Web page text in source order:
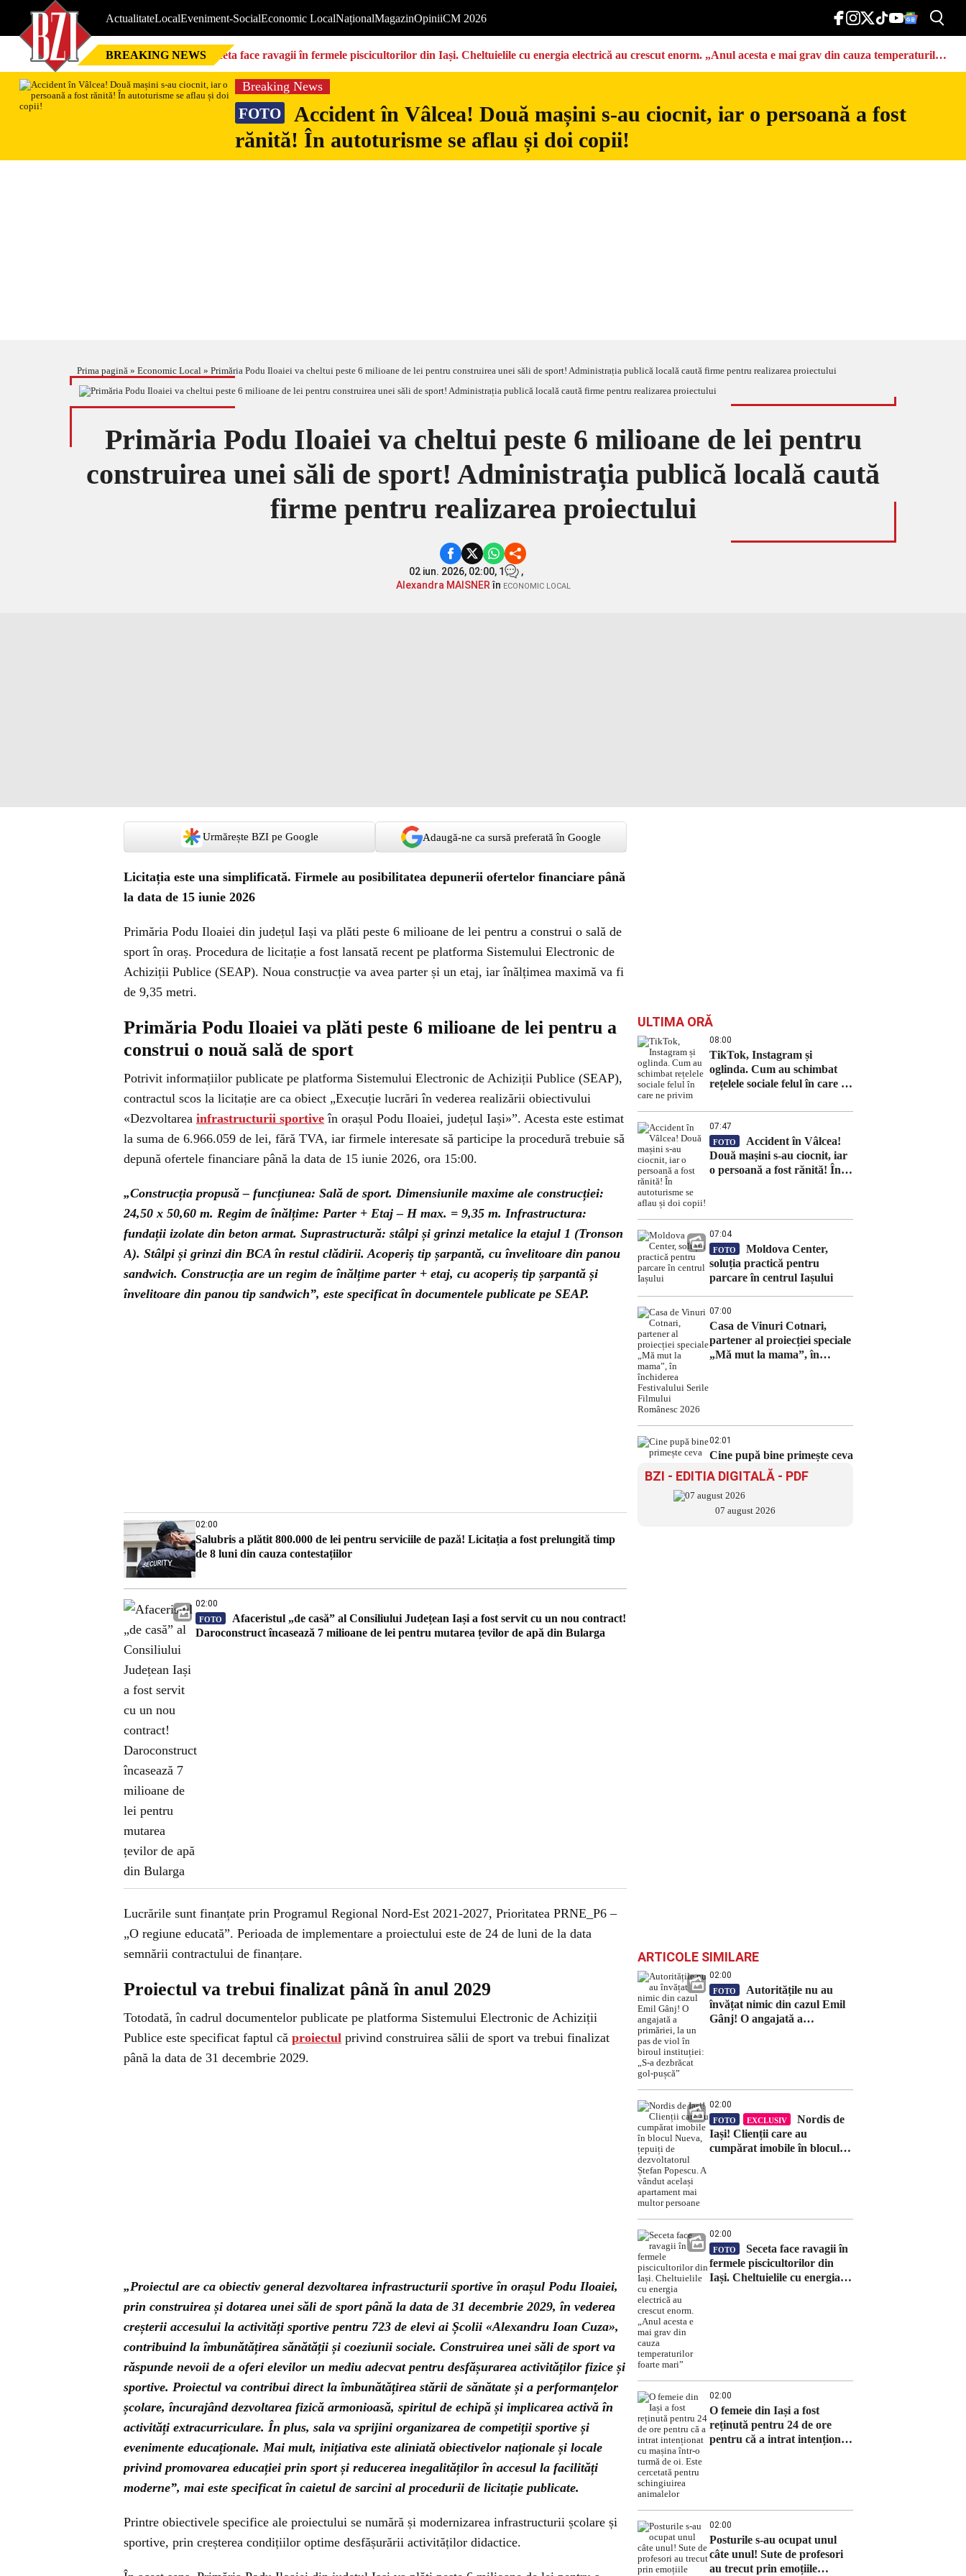
ActualitateLocalEveniment-SocialEconomic LocalNaționalMagazinOpiniiCM 2026
BREAKING NEWS Seceta face ravagii în fermele piscicultorilor din Iași. Cheltuielile cu energia electrică au crescut enorm. „Anul acesta e mai grav din cauza temperaturilor
foarte mari”
Breaking News
FOTO
Accident în Vâlcea! Două mașini s-au ciocnit, iar o persoană a fost
rănită! În autoturisme se aflau și doi copii!
Prima pagină » Economic Local » Primăria Podu Iloaiei va cheltui peste 6 milioane de lei pentru construirea unei săli de sport! Administrația publică locală caută firme pentru realizarea proiectului
Primăria Podu Iloaiei va cheltui peste 6 milioane de lei pentru
construirea unei săli de sport! Administrația publică locală caută
firme pentru realizarea proiectului
02 iun. 2026, 02:00, 1
,
Alexandra MAISNERîn ECONOMIC LOCAL
Urmărește BZI pe Google Adaugă-ne ca sursă preferată în Google
Licitația este una simplificată. Firmele au posibilitatea depunerii ofertelor financiare până
la data de 15 iunie 2026
Primăria Podu Iloaiei din județul Iași va plăti peste 6 milioane de lei pentru a construi o sală de
sport în oraș. Procedura de licitație a fost lansată recent pe platforma Sistemului Electronic de
Achiziții Publice (SEAP). Noua construcție va avea parter și un etaj, iar înălțimea maximă va fi
de 9,35 metri.
Primăria Podu Iloaiei va plăti peste 6 milioane de lei pentru a
construi o nouă sală de sport
Potrivit informațiilor publicate pe platforma Sistemului Electronic de Achiziții Publice (SEAP),
contractul scos la licitație are ca obiect „Execuție lucrări în vederea realizării obiectivului
«Dezvoltarea infrastructurii sportive în orașul Podu Iloaiei, județul Iași»”. Acesta este estimat
la suma de 6.966.059 de lei, fără TVA, iar firmele interesate să participe la procedură trebuie să
depună ofertele financiare până la data de 15 iunie 2026, ora 15:00.
„Construcția propusă – funcțiunea: Sală de sport. Dimensiunile maxime ale construcției:
24,50 x 50,60 m. Regim de înălțime: Parter + Etaj – H max. = 9,35 m. Infrastructura:
fundații izolate din beton armat. Suprastructură: stâlpi și grinzi metalice la etajul 1 (Tronson
A). Stâlpi și grinzi din BCA în restul clădirii. Acoperiș tip șarpantă, cu învelitoare din panou
sandwich. Construcția are un regim de înălțime parter + etaj, cu acoperiș tip șarpantă și
învelitoare din panou tip sandwich”, este specificat în documentele publicate pe SEAP.
02:00
Salubris a plătit 800.000 de lei pentru serviciile de pază! Licitația a fost prelungită timp
de 8 luni din cauza contestațiilor
02:00
FOTO
Afaceristul „de casă” al Consiliului Județean Iași a fost servit cu un nou contract!
Daroconstruct încasează 7 milioane de lei pentru mutarea țevilor de apă din Bularga
Lucrările sunt finanțate prin Programul Regional Nord-Est 2021-2027, Prioritatea PRNE_P6 –
„O regiune educată”. Perioada de implementare a proiectului este de 24 de luni de la data
semnării contractului de finanțare.
Proiectul va trebui finalizat până în anul 2029
Totodată, în cadrul documentelor publicate pe platforma Sistemului Electronic de Achiziții
Publice este specificat faptul că proiectul privind construirea sălii de sport va trebui finalizat
până la data de 31 decembrie 2029.
„Proiectul are ca obiectiv general dezvoltarea infrastructurii sportive în orașul Podu Iloaiei,
prin construirea și dotarea unei săli de sport până la data de 31 decembrie 2029, în vederea
creșterii accesului la activități sportive pentru 723 de elevi ai Școlii «Alexandru Ioan Cuza»,
contribuind la îmbunătățirea sănătății și coeziunii sociale. Construirea unei săli de sport va
răspunde nevoii de a oferi elevilor un mediu adecvat pentru desfășurarea activităților fizice și
sportive. Proiectul va contribui direct la îmbunătățirea stării de sănătate și a performanțelor
școlare, încurajând dezvoltarea fizică armonioasă, spiritul de echipă și implicarea activă în
activități extracurriculare. În plus, sala va sprijini organizarea de competiții sportive și
evenimente educaționale. Mai mult, inițiativa este aliniată obiectivelor naționale și locale
privind promovarea educației prin sport și reducerea inegalităților în accesul la facilități
moderne”, mai este specificat în caietul de sarcini al procedurii de licitație publicate.
Printre obiectivele specifice ale proiectului se numără și modernizarea infrastructurii școlare și
sportive, prin creșterea condițiilor optime desfășurării activităților didactice.
ULTIMA ORĂ
08:00
TikTok, Instagram și
oglinda. Cum au schimbat
rețelele sociale felul în care ne
07:47
FOTO
Accident în Vâlcea!
Două mașini s-au ciocnit, iar
o persoană a fost rănită! În
07:04
FOTO
Moldova Center,
soluția practică pentru
parcare în centrul Iașului
07:00
Casa de Vinuri Cotnari,
partener al proiecției speciale
„Mă mut la mama”, în
02:01
Cine pupă bine primește ceva
BZI - EDITIA DIGITALĂ - PDF
07 august 2026
ARTICOLE SIMILARE
02:00
FOTO
Autoritățile nu au
învățat nimic din cazul Emil
Gânj! O angajată a
02:00
FOTO EXCLUSIV
Nordis de
Iași! Clienții care au
cumpărat imobile în blocul
02:00
FOTO
Seceta face ravagii în
fermele piscicultorilor din
Iași. Cheltuielile cu energia
02:00
O femeie din Iași a fost
reținută pentru 24 de ore
pentru că a intrat intenționat
02:00
Posturile s-au ocupat unul
câte unul! Sute de profesori
au trecut prin emoțiile